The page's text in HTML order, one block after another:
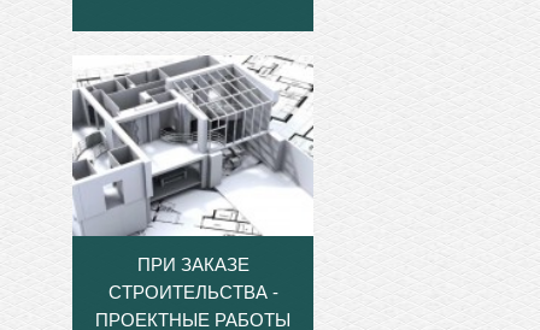
ПРИ ЗАКАЗЕ
СТРОИТЕЛЬСТВА -
ПРОЕКТНЫЕ РАБОТЫ